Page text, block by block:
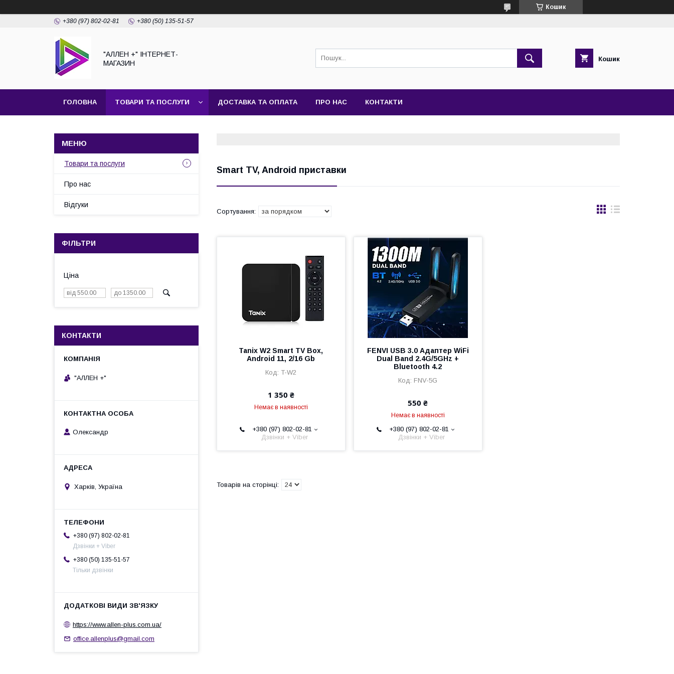
Кошик
+380 (97) 802-02-81 +380 (50) 135-51-57
"АЛЛЕН +" ІНТЕРНЕТ-
МАГАЗИН
Кошик
ГОЛОВНА ТОВАРИ ТА ПОСЛУГИ ДОСТАВКА ТА ОПЛАТА ПРО НАС КОНТАКТИ
Smart TV, Android приставки
Tanix W2 Smart TV Box,
Android 11, 2/16 Gb
T-W2
1 350 ₴
Немає в наявності
+380 (97) 802-02-81
Дзвінки + Viber
FENVI USB 3.0 Адаптер WiFi
Dual Band 2.4G/5GHz +
Bluetooth 4.2
FNV-5G
550 ₴
Немає в наявності
+380 (97) 802-02-81
Дзвінки + Viber
Товари та послуги
Про нас
Відгуки
ФІЛЬТРИ
Ціна
КОНТАКТИ
"АЛЛЕН +"
Олександр
Харків, Україна
+380 (97) 802-02-81
Дзвінки + Viber
+380 (50) 135-51-57
Тільки дзвінки
https://www.allen-plus.com.ua/
office.allenplus@gmail.com